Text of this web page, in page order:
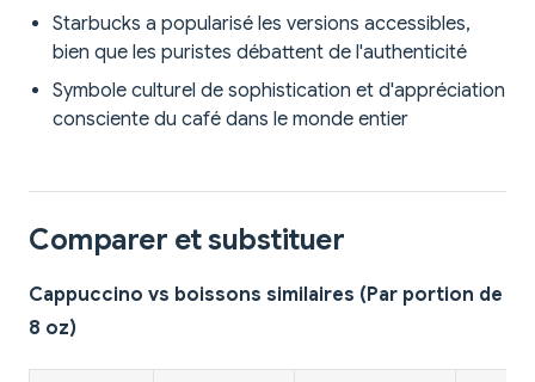
Starbucks a popularisé les versions accessibles,
bien que les puristes débattent de l'authenticité
Symbole culturel de sophistication et d'appréciation
consciente du café dans le monde entier
Comparer et substituer
Cappuccino vs boissons similaires (Par portion de
8 oz)